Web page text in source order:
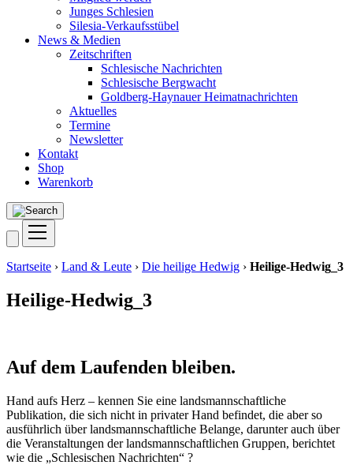
Junges Schlesien
Silesia-Verkaufsstübel
News & Medien
Zeitschriften
Schlesische Nachrichten
Schlesische Bergwacht
Goldberg-Haynauer Heimatnachrichten
Aktuelles
Termine
Newsletter
Kontakt
Shop
Warenkorb
Startseite › Land & Leute › Die heilige Hedwig › Heilige-Hedwig_3
Heilige-Hedwig_3
Auf dem Laufenden bleiben.
Hand aufs Herz – kennen Sie eine landsmannschaftliche
Publikation, die sich nicht in privater Hand befindet, die aber so
ausführlich über landsmannschaftliche Belange, darunter auch über
die Veranstaltungen der landsmannschaftlichen Gruppen, berichtet
wie die „Schlesischen Nachrichten“ ?